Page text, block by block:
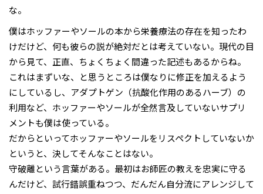
な。
僕はホッファーやソールの本から栄養療法の存在を知ったわ
けだけど、何も彼らの説が絶対だとは考えていない。現代の目
から見て、正直、ちょくちょく間違った記述もあるからね。
これはまずいな、と思うところは僕なりに修正を加えるよう
にしているし、アダプトゲン（抗酸化作用のあるハーブ）の
利用など、ホッファーやソールが全然言及していないサプリ
メントも僕は使っている。
だからといってホッファーやソールをリスペクトしていないか
というと、決してそんなことはない。
守破離という言葉がある。最初はお師匠の教えを忠実に守る
んだけど、試行錯誤重ねつつ、だんだん自分流にアレンジして